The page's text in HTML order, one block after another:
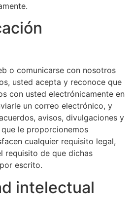
o comunicarse con nosotros
usted acepta y reconoce que
con usted electrónicamente en
un correo electrónico, y
avisos, divulgaciones y
le proporcionemos
cualquier requisito legal,
requisito de que dichas
escrito.
intelectual